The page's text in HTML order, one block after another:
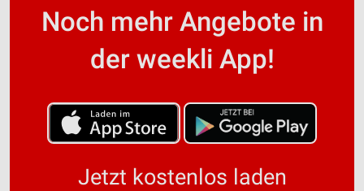
Noch mehr Angebote in
der weekli App!
Jetzt kostenlos laden